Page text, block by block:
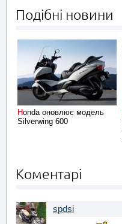
Подібні новини
Honda оновлює модель
Silverwing 600
Коментарі
spdsi